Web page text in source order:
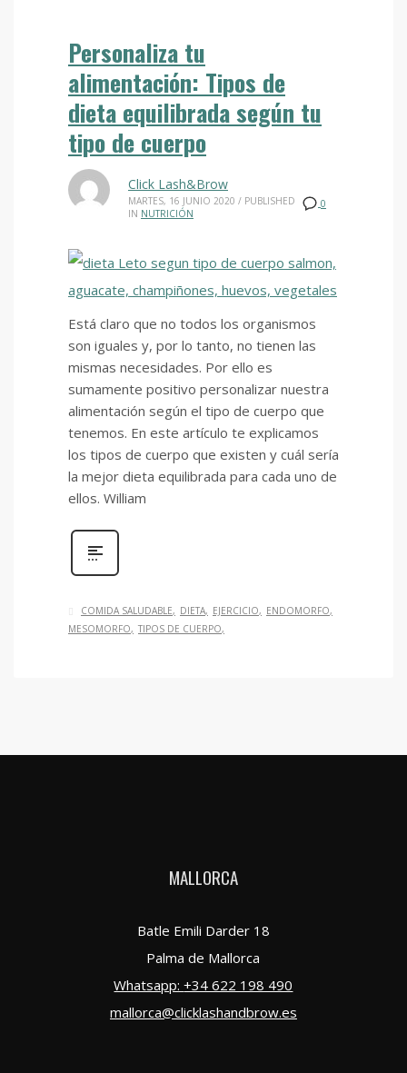
Personaliza tu
alimentación: Tipos de
dieta equilibrada según tu
tipo de cuerpo
0
Click Lash&Brow
MARTES, 16 JUNIO 2020 / PUBLISHED
IN NUTRICIÓN
Está claro que no todos los organismos
son iguales y, por lo tanto, no tienen las
mismas necesidades. Por ello es
sumamente positivo personalizar nuestra
alimentación según el tipo de cuerpo que
tenemos. En este artículo te explicamos
los tipos de cuerpo que existen y cuál sería
la mejor dieta equilibrada para cada uno de
ellos. William
COMIDA SALUDABLE DIETA EJERCICIO
ENDOMORFO
MESOMORFO
TIPOS DE CUERPO
MALLORCA
Batle Emili Darder 18
Palma de Mallorca
Whatsapp:+34 622 198 490
mallorca@clicklashandbrow.es